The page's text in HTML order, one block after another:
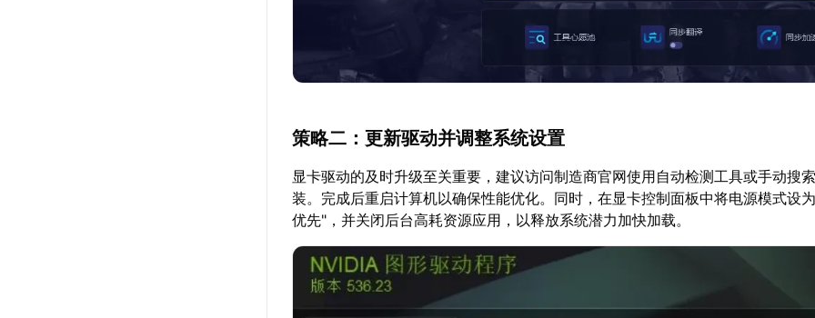
策略二：更新驱动并调整系统设置
显卡驱动的及时升级至关重要，建议访问制造商官网使用自动检测工具或手动搜
装。完成后重启计算机以确保性能优化。同时，在显卡控制面板中将电源模式设
优先"，并关闭后台高耗资源应用，以释放系统潜力加快加载。